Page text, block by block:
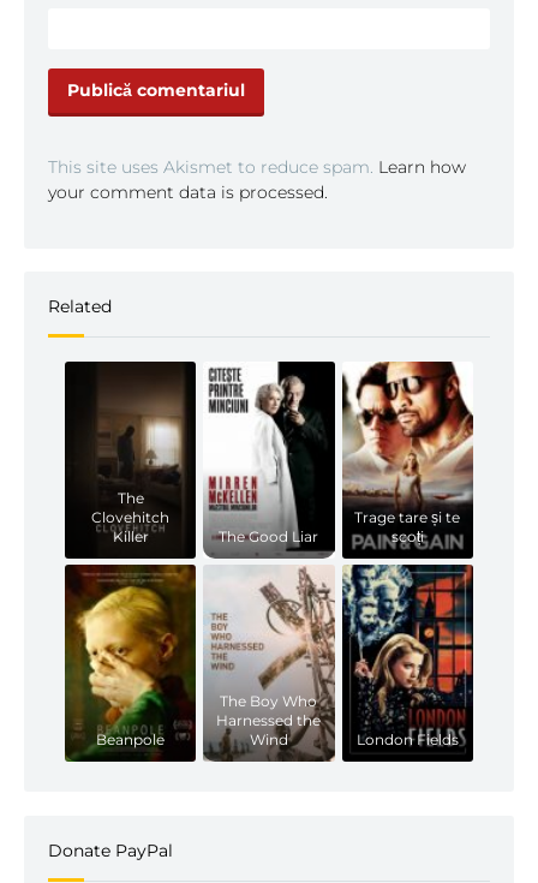
This site uses Akismet to reduce spam. Learn how
your comment data is processed.
Related
The
Clovehitch
Killer
The Good Liar
Trage tare și te
scoți
Beanpole
The Boy Who
Harnessed the
Wind
London Fields
Donate PayPal